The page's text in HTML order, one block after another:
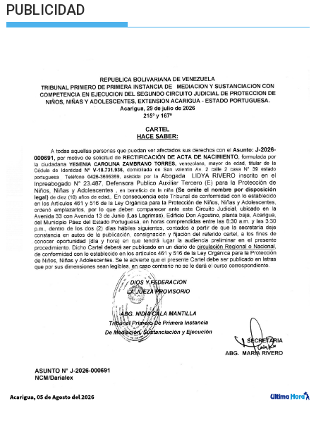
PUBLICIDAD